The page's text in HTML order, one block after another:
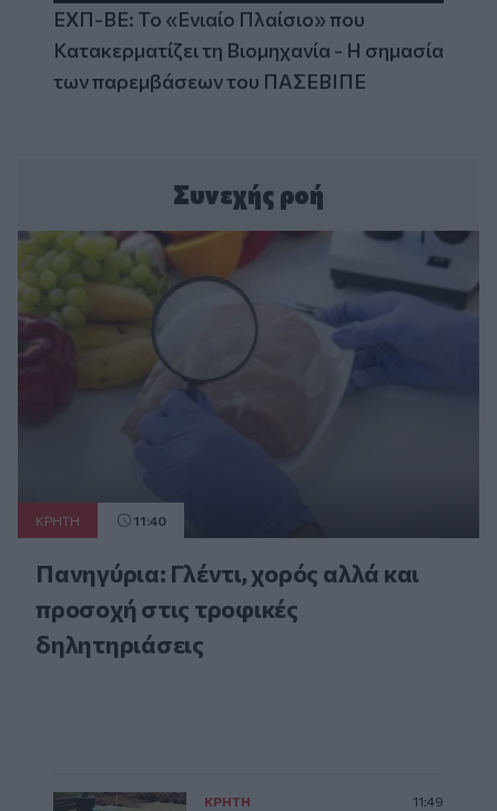
ΕΧΠ-ΒΕ: Το «Ενιαίο Πλαίσιο» που
Κατακερματίζει τη Βιομηχανία - Η σημασία
των παρεμβάσεων του ΠΑΣΕΒΙΠΕ
Συνεχής ροή
ΚΡΗΤΗ 11:40
Πανηγύρια: Γλέντι, χορός αλλά και
προσοχή στις τροφικές
δηλητηριάσεις
ΚΡΗΤΗ 11:49